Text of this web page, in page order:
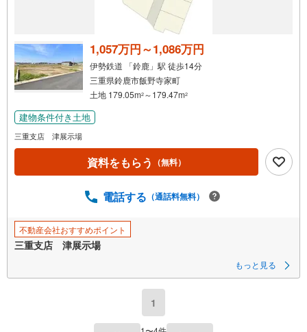
1,057万円～1,086万円
伊勢鉄道 「鈴鹿」駅 徒歩14分
三重県鈴鹿市飯野寺家町
土地 179.05m2 ～179.47m2
建物条件付き土地
三重支店 津展示場
資料をもらう （無料）
電話する （通話料無料）
不動産会社おすすめポイント
三重支店 津展示場
もっと見る
1